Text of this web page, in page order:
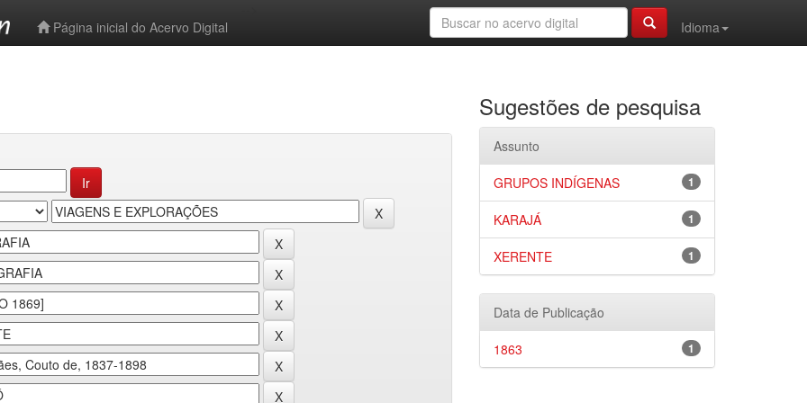
Página inicial do Acervo Digital
Idioma
Sugestões de pesquisa
Assunto
1
GRUPOS INDÍGENAS
1
KARAJÁ
1
XERENTE
Data de Publicação
1
1863